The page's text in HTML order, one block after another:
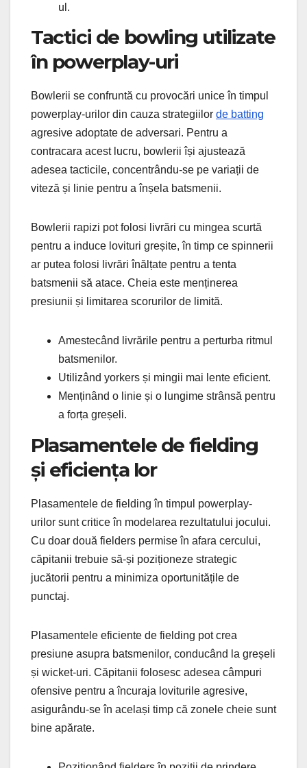
ul.
Tactici de bowling utilizate
în powerplay-uri
Bowlerii se confruntă cu provocări unice în timpul
powerplay-urilor din cauza strategiilor de batting
agresive adoptate de adversari. Pentru a
contracara acest lucru, bowlerii își ajustează
adesea tacticile, concentrându-se pe variații de
viteză și linie pentru a înșela batsmenii.
Bowlerii rapizi pot folosi livrări cu mingea scurtă
pentru a induce lovituri greșite, în timp ce spinnerii
ar putea folosi livrări înălțate pentru a tenta
batsmenii să atace. Cheia este menținerea
presiunii și limitarea scorurilor de limită.
Amestecând livrările pentru a perturba ritmul
batsmenilor.
Utilizând yorkers și mingii mai lente eficient.
Menținând o linie și o lungime strânsă pentru
a forța greșeli.
Plasamentele de fielding
și eficiența lor
Plasamentele de fielding în timpul powerplay-
urilor sunt critice în modelarea rezultatului jocului.
Cu doar două fielders permise în afara cercului,
căpitanii trebuie să-și poziționeze strategic
jucătorii pentru a minimiza oportunitățile de
punctaj.
Plasamentele eficiente de fielding pot crea
presiune asupra batsmenilor, conducând la greșeli
și wicket-uri. Căpitanii folosesc adesea câmpuri
ofensive pentru a încuraja loviturile agresive,
asigurându-se în același timp că zonele cheie sunt
bine apărate.